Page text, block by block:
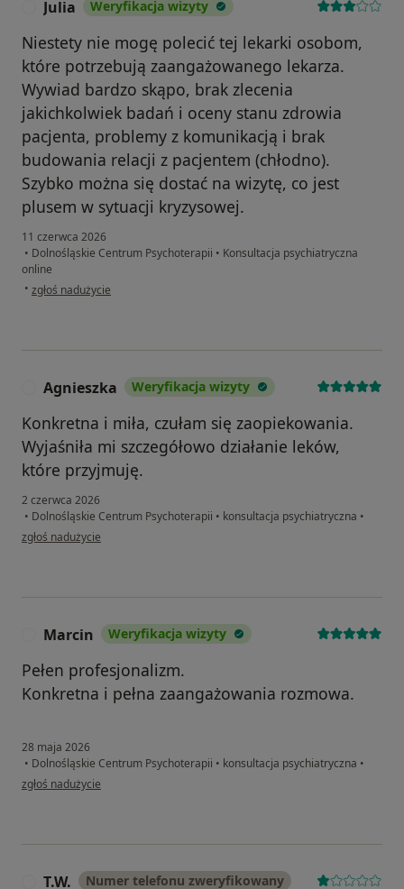
Julia Weryfikacja wizyty
Niestety nie mogę polecić tej lekarki osobom,
które potrzebują zaangażowanego lekarza.
Wywiad bardzo skąpo, brak zlecenia
jakichkolwiek badań i oceny stanu zdrowia
pacjenta, problemy z komunikacją i brak
budowania relacji z pacjentem (chłodno).
Szybko można się dostać na wizytę, co jest
plusem w sytuacji kryzysowej.
11 czerwca 2026
• Dolnośląskie Centrum Psychoterapii • Konsultacja psychiatryczna
online
• w opinii użytkownika Julia
zgłoś nadużycie
Agnieszka Weryfikacja wizyty
Konkretna i miła, czułam się zaopiekowania.
Wyjaśniła mi szczegółowo działanie leków,
które przyjmuję.
2 czerwca 2026
• Dolnośląskie Centrum Psychoterapii • konsultacja psychiatryczna •
w opinii użytkownika Agnieszka
zgłoś nadużycie
Marcin Weryfikacja wizyty
Pełen profesjonalizm.
Konkretna i pełna zaangażowania rozmowa.
28 maja 2026
• Dolnośląskie Centrum Psychoterapii • konsultacja psychiatryczna •
w opinii użytkownika Marcin
zgłoś nadużycie
T.W. Numer telefonu zweryfikowany